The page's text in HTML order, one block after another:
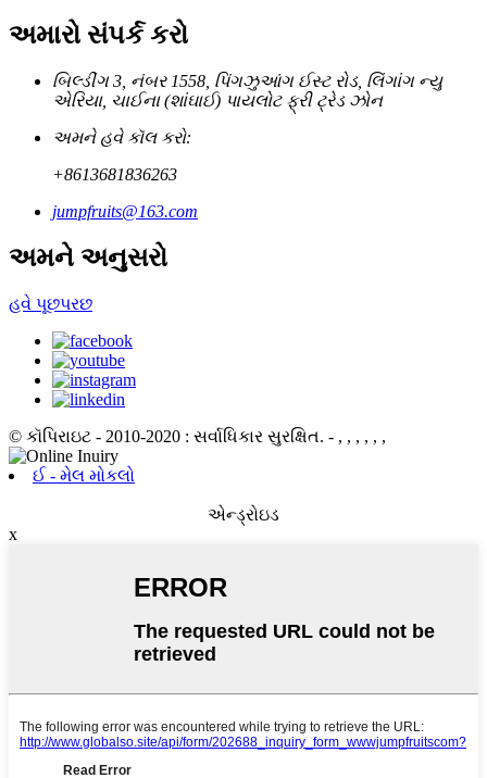
અમારો સંપર્ક કરો
બિલ્ડીંગ 3, નંબર 1558, પિંગઝુઆંગ ઈસ્ટ રોડ, લિંગાંગ ન્યુ
એરિયા, ચાઈના (શાંઘાઈ) પાયલોટ ફ્રી ટ્રેડ ઝોન
અમને હવે કૉલ કરો:
+8613681836263
jumpfruits@163.com
અમને અનુસરો
હવે પૂછપરછ
© કૉપિરાઇટ - 2010-2020 : સર્વાધિકાર સુરક્ષિત. - , , , , , ,
ઈ - મેલ મોકલો
એન્ડ્રોઇડ
x